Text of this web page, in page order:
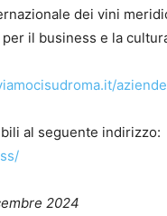
dei vini
il business e la
al seguente indirizzo:
2024